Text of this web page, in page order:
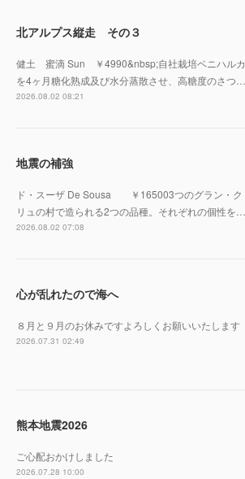
北アルプス縦走 その３
健土 蜜滴 Sun ￥4990&nbsp;自社栽培ベニハルカ
を4ヶ月糖化熟成及び水分蒸散させ、高糖度のさつ…
2026.08.02 08:21
地震の補強
ド・スーザ De Sousa ￥165003つのグラン・ク
リュの村で造られる2つの品種。それぞれの個性を…
2026.08.02 07:08
心が乱れたので海へ
８月と９月のお休みですよろしくお願いいたします
2026.07.31 02:49
熊本地震2026
ご心配おかけしました
2026.07.28 10:00